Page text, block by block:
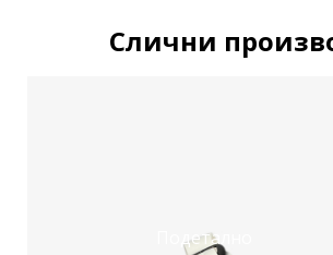
Слични
Подетално